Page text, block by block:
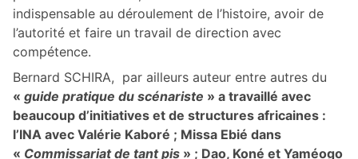
indispensable au déroulement de l’histoire, avoir de
l’autorité et faire un travail de direction avec
compétence.
Bernard SCHIRA, par ailleurs auteur entre autres du
« guide pratique du scénariste » a travaillé avec
beaucoup d’initiatives et de structures africaines :
l’INA avec Valérie Kaboré ; Missa Ebié dans
« Commissariat de tant pis » ; Dao, Koné et Yaméogo